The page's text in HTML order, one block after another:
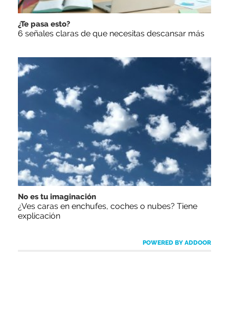
¿Te pasa esto?
6 señales claras de que necesitas descansar más
No es tu imaginación
¿Ves caras en enchufes, coches o nubes? Tiene
explicación
POWERED BY ADDOOR